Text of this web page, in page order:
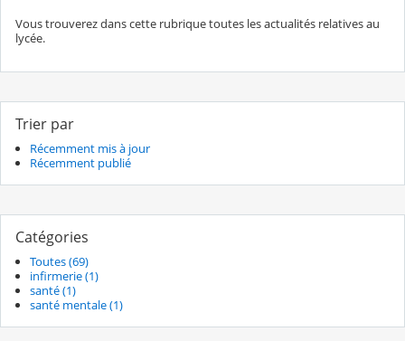
Vous trouverez dans cette rubrique toutes les actualités relatives au
lycée.
Trier par
Récemment mis à jour
Récemment publié
Catégories
Toutes (69)
infirmerie (1)
santé (1)
santé mentale (1)